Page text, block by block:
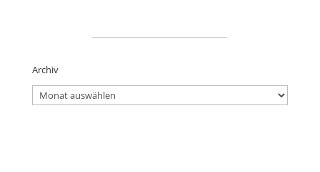
Archiv
Archiv